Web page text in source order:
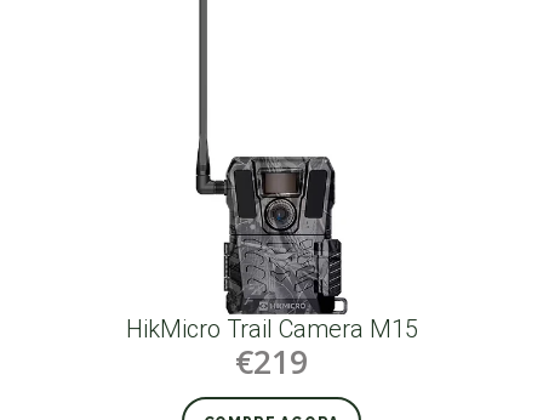
HikMicro Trail Camera M15
€219